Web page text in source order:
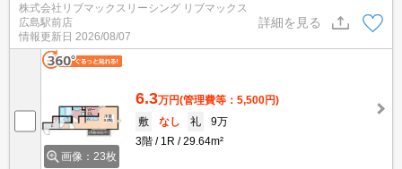
室乾燥機など人気の室内設備充実☆近隣にスーパーやコンビニがあ
り住環境良好です☆彡
株式会社リブマックスリーシング リブマックス
広島駅前店
情報更新日 2026/08/07
詳細を見る
画像：23枚
6.3万円(管理費等：5,500円)
敷
なし 礼
9万
3階
1R 29.64m²